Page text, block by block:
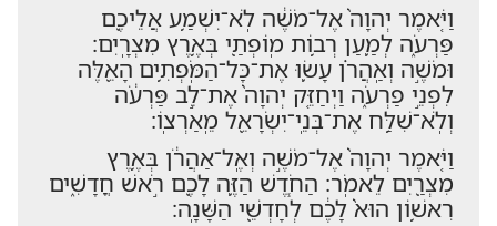
וַיֹּ֤אמֶר יְהוָה֙ אֶל־מֹשֶׁ֔ה לֹֽא־יִשְׁמַ֥ע אֲלֵיכֶ֖ם
פַּרְעֹ֑ה לְמַ֛עַן רְב֥וֹת מֽוֹפְתַ֖י בְּאֶ֥רֶץ מִצְרָֽיִם׃
וּמֹשֶׁ֣ה וְאַֽהֲרֹ֗ן עָשׂ֛וּ אֶת־כָּל־הַמֹּֽפְתִ֥ים הָאֵ֖לֶּה
לִפְנֵ֣י פַרְעֹ֑ה וַיְחַזֵּ֤ק יְהוָה֙ אֶת־לֵ֣ב פַּרְעֹ֔ה
וְלֹֽא־שִׁלַּ֥ח אֶת־בְּנֵֽי־יִשְׂרָאֵ֖ל מֵֽאַרְצֽוֹ׃
וַיֹּ֤אמֶר יְהוָה֙ אֶל־מֹשֶׁ֣ה וְאֶֽל־אַהֲרֹ֔ן בְּאֶ֥רֶץ
מִצְרַ֖יִם לֵאמֹֽר׃ הַחֹ֧דֶשׁ הַזֶּ֛ה לָכֶ֖ם רֹ֣אשׁ חֳדָשִׁ֑ים
רִאשׁ֥וֹן הוּא֙ לָכֶ֔ם לְחָדְשֵׁ֖י הַשָּׁנָֽה׃